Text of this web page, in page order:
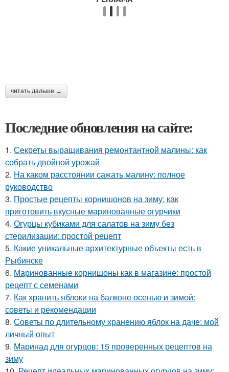
читать дальше →
Последние обновления на сайте:
1. Секреты выращивания ремонтантной малины: как
собрать двойной урожай
2. На каком расстоянии сажать малину: полное
руководство
3. Простые рецепты корнишонов на зиму: как
приготовить вкусные маринованные огурчики
4. Огурцы кубиками для салатов на зиму без
стерилизации: простой рецепт
5. Какие уникальные архитектурные объекты есть в
Рыбинске
6. Маринованные корнишоны как в магазине: простой
рецепт с семенами
7. Как хранить яблоки на балконе осенью и зимой:
советы и рекомендации
8. Советы по длительному хранению яблок на даче: мой
личный опыт
9. Маринад для огурцов: 15 проверенных рецептов на
зиму